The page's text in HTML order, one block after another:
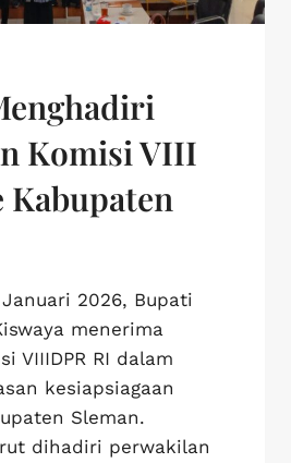
Komisi VIII
Kabupaten
2026, Bupati
menerima
VIIIDPR RI dalam
kesiapsiagaan
Sleman.
dihadiri perwakilan